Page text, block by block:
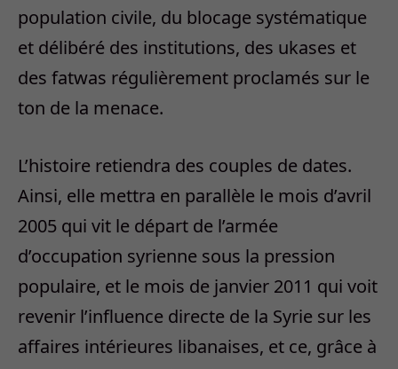
population civile, du blocage systématique
et délibéré des institutions, des ukases et
des fatwas régulièrement proclamés sur le
ton de la menace.
L’histoire retiendra des couples de dates.
Ainsi, elle mettra en parallèle le mois d’avril
2005 qui vit le départ de l’armée
d’occupation syrienne sous la pression
populaire, et le mois de janvier 2011 qui voit
revenir l’influence directe de la Syrie sur les
affaires intérieures libanaises, et ce, grâce à